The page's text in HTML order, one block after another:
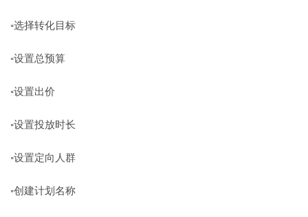
◦​选择转化目标
◦​设置总预算
◦​设置出价
◦​设置投放时长
◦​设置定向人群
◦​创建计划名称